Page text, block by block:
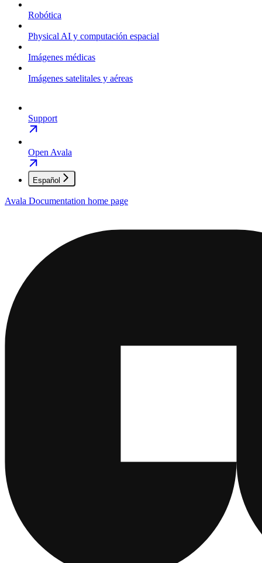
Robótica
Physical AI y computación espacial
Imágenes médicas
Imágenes satelitales y aéreas
Support
Open Avala
Español
Avala Documentation home page